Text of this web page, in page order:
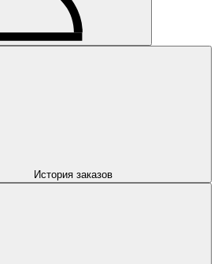
История заказов